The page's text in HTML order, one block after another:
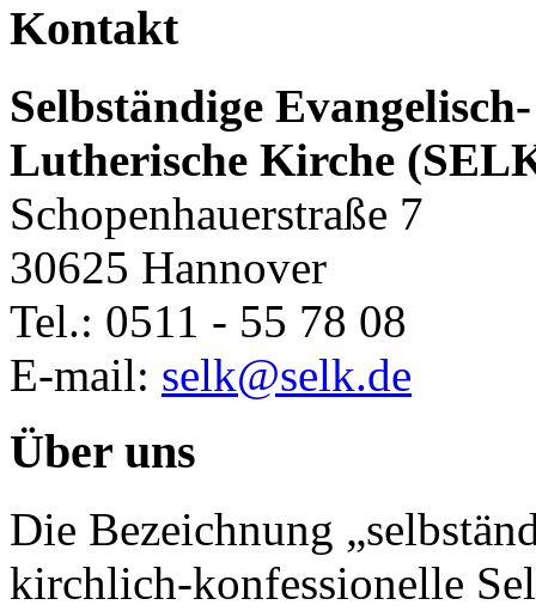
Kontakt
Selbständige Evangelisch-
Lutherische Kirche
Schopenhauerstraße 7
30625 Hannover
Tel.: 0511 - 55 78 08
E-mail: selk@selk.de
Über uns
Die Bezeichnung
kirchlich-konfessionelle